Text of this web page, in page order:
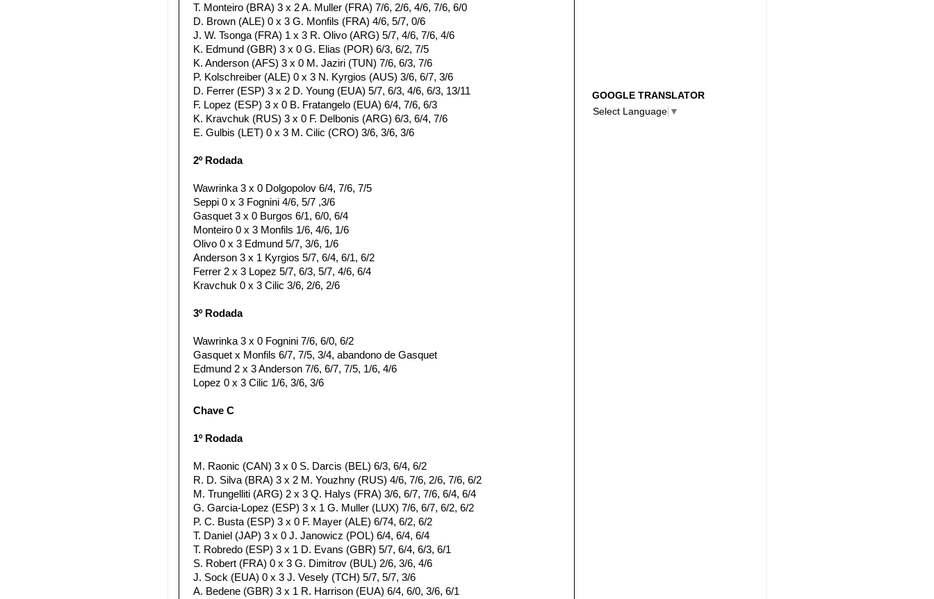
T. Monteiro (BRA) 3 x 2 A. Muller (FRA) 7/6, 2/6, 4/6, 7/6, 6/0
D. Brown (ALE) 0 x 3 G. Monfils (FRA) 4/6, 5/7, 0/6
J. W. Tsonga (FRA) 1 x 3 R. Olivo (ARG) 5/7, 4/6, 7/6, 4/6
K. Edmund (GBR) 3 x 0 G. Elias (POR) 6/3, 6/2, 7/5
K. Anderson (AFS) 3 x 0 M. Jaziri (TUN) 7/6, 6/3, 7/6
P. Kolschreiber (ALE) 0 x 3 N. Kyrgios (AUS) 3/6, 6/7, 3/6
D. Ferrer (ESP) 3 x 2 D. Young (EUA) 5/7, 6/3, 4/6, 6/3, 13/11
F. Lopez (ESP) 3 x 0 B. Fratangelo (EUA) 6/4, 7/6, 6/3
K. Kravchuk (RUS) 3 x 0 F. Delbonis (ARG) 6/3, 6/4, 7/6
E. Gulbis (LET) 0 x 3 M. Cilic (CRO) 3/6, 3/6, 3/6
2º Rodada
Wawrinka 3 x 0 Dolgopolov 6/4, 7/6, 7/5
Seppi 0 x 3 Fognini 4/6, 5/7 ,3/6
Gasquet 3 x 0 Burgos 6/1, 6/0, 6/4
Monteiro 0 x 3 Monfils 1/6, 4/6, 1/6
Olivo 0 x 3 Edmund 5/7, 3/6, 1/6
Anderson 3 x 1 Kyrgios 5/7, 6/4, 6/1, 6/2
Ferrer 2 x 3 Lopez 5/7, 6/3, 5/7, 4/6, 6/4
Kravchuk 0 x 3 Cilic 3/6, 2/6, 2/6
3º Rodada
Wawrinka 3 x 0 Fognini 7/6, 6/0, 6/2
Gasquet x Monfils 6/7, 7/5, 3/4, abandono de Gasquet
Edmund 2 x 3 Anderson 7/6, 6/7, 7/5, 1/6, 4/6
Lopez 0 x 3 Cilic 1/6, 3/6, 3/6
Chave C
1º Rodada
M. Raonic (CAN) 3 x 0 S. Darcis (BEL) 6/3, 6/4, 6/2
R. D. Silva (BRA) 3 x 2 M. Youzhny (RUS) 4/6, 7/6, 2/6, 7/6, 6/2
M. Trungelliti (ARG) 2 x 3 Q. Halys (FRA) 3/6, 6/7, 7/6, 6/4, 6/4
G. Garcia-Lopez (ESP) 3 x 1 G. Muller (LUX) 7/6, 6/7, 6/2, 6/2
P. C. Busta (ESP) 3 x 0 F. Mayer (ALE) 6/74, 6/2, 6/2
T. Daniel (JAP) 3 x 0 J. Janowicz (POL) 6/4, 6/4, 6/4
T. Robredo (ESP) 3 x 1 D. Evans (GBR) 5/7, 6/4, 6/3, 6/1
S. Robert (FRA) 0 x 3 G. Dimitrov (BUL) 2/6, 3/6, 4/6
J. Sock (EUA) 0 x 3 J. Vesely (TCH) 5/7, 5/7, 3/6
A. Bedene (GBR) 3 x 1 R. Harrison (EUA) 6/4, 6/0, 3/6, 6/1
GOOGLE TRANSLATOR
Select Language ▼